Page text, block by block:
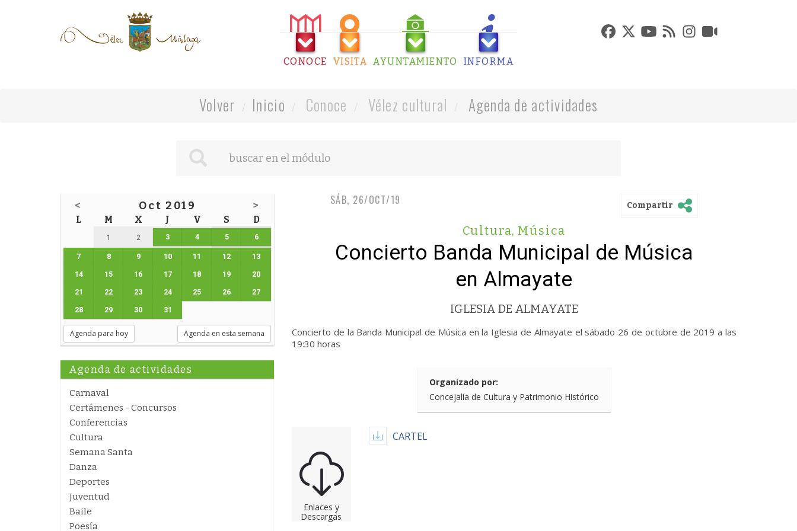
CONOCE VISITA AYUNTAMIENTO INFORMA
Volver Inicio Conoce Vélez cultural Agenda de actividades
< Oct 2019 >
L M X J V S D
1 2 3 4 5 6
7 8 9 10 11 12 13
14 15 16 17 18 19 20
21 22 23 24 25 26 27
28 29 30 31
Agenda para hoy Agenda en esta semana
Agenda de actividades
Carnaval
Certámenes - Concursos
Conferencias
Cultura
Semana Santa
Danza
Deportes
Juventud
Baile
Poesía
SÁB, 26/OCT/19 Compartir
Cultura, Música
Concierto Banda Municipal de Música
en Almayate
IGLESIA DE ALMAYATE
Concierto de la Banda Municipal de Música en la Iglesia de Almayate el sábado 26 de octubre de 2019 a las
19:30 horas
Organizado por:
Concejalía de Cultura y Patrimonio Histórico
Enlaces y
Descargas
CARTEL